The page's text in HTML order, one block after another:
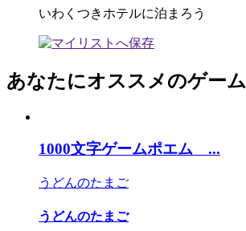
いわくつきホテルに泊まろう
あなたにオススメのゲーム
1000文字ゲームポエム ...
うどんのたまご
うどんのたまご